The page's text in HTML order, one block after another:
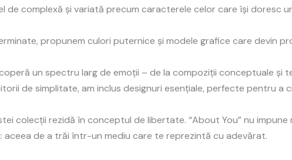
de complexă și variată precum caracterele celor care își doresc
propunem culori puternice și modele grafice care devin
un spectru larg de emoții – de la compoziții conceptuale și
de simplitate, am inclus designuri esențiale, perfecte pentru
colecții rezidă în conceptul de libertate. “About You” nu
de a trăi într-un mediu care te reprezintă cu adevărat.